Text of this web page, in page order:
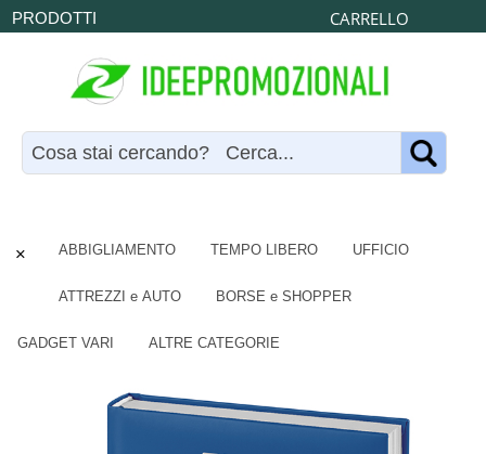
CARRELLO
× ABBIGLIAMENTO TEMPO LIBERO UFFICIO
ATTREZZI e AUTO BORSE e SHOPPER
GADGET VARI ALTRE CATEGORIE
PRODOTTI